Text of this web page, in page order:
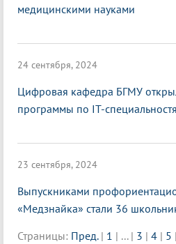
медицинскими науками
24 сентября, 2024
Цифровая кафедра БГМУ
программы по IT-
23 сентября, 2024
Выпускниками
«Медзнайка» стали 36
Страницы: Пред. | 1 | ... | 3 | 4 | 5 |